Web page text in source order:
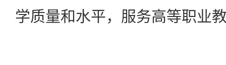
学质量和水平，服务高等职业